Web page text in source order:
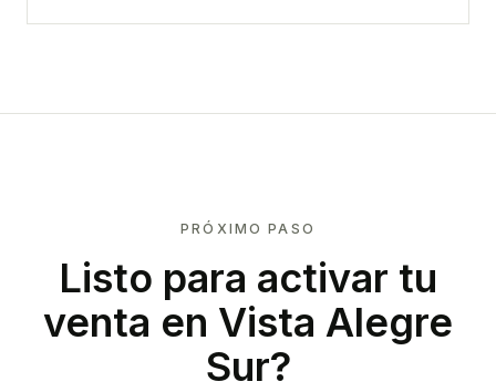
PRÓXIMO PASO
Listo para activar tu
venta en Vista Alegre
Sur?